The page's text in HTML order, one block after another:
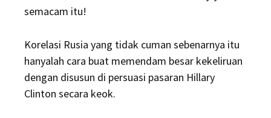
semacam itu!
Korelasi Rusia yang tidak cuman sebenarnya itu
hanyalah cara buat memendam besar kekeliruan
dengan disusun di persuasi pasaran Hillary
Clinton secara keok.